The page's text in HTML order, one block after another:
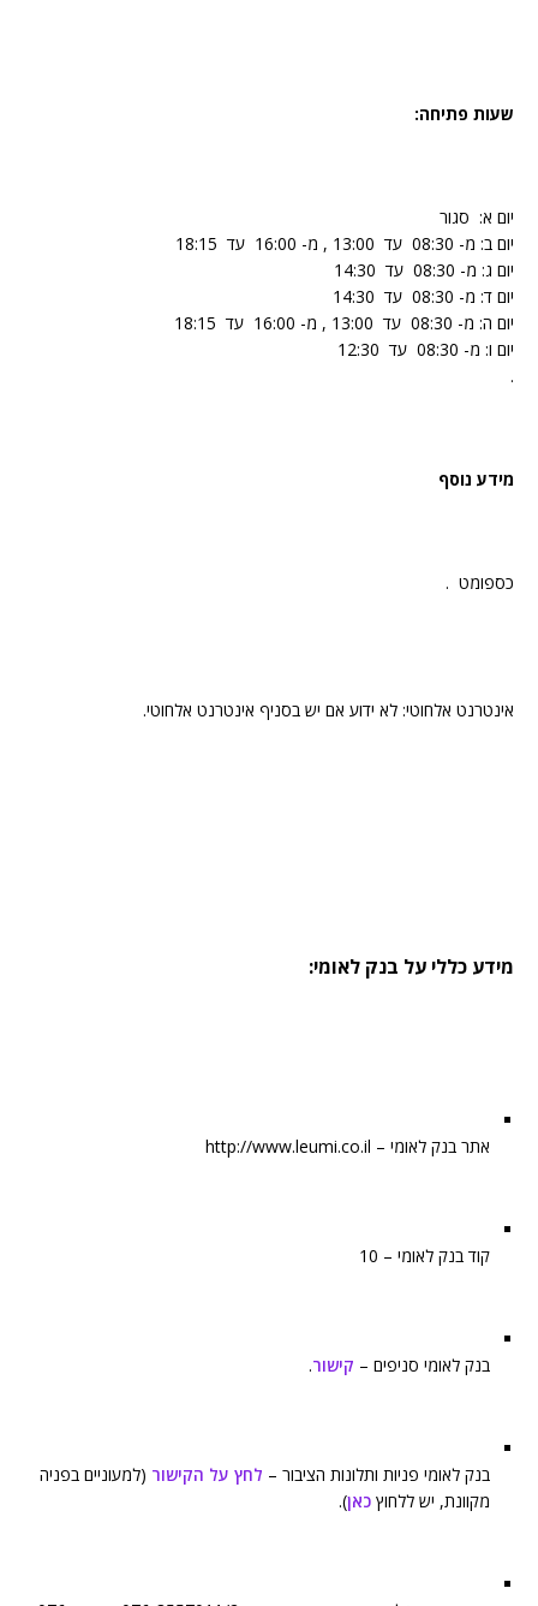
שעות פתיחה:
יום א: סגור
יום ב: מ- 08:30 עד 13:00 , מ- 16:00 עד 18:15
יום ג: מ- 08:30 עד 14:30
יום ד: מ- 08:30 עד 14:30
יום ה: מ- 08:30 עד 13:00 , מ- 16:00 עד 18:15
יום ו: מ- 08:30 עד 12:30
.
מידע נוסף
כספומט .
אינטרנט אלחוטי: לא ידוע אם יש בסניף אינטרנט אלחוטי.
מידע כללי על בנק לאומי:
אתר בנק לאומי – http://www.leumi.co.il
קוד בנק לאומי – 10
בנק לאומי סניפים – קישור.
בנק לאומי פניות ותלונות הציבור – לחץ על הקישור (למעוניים בפניה
מקוונת, יש ללחוץ כאן).